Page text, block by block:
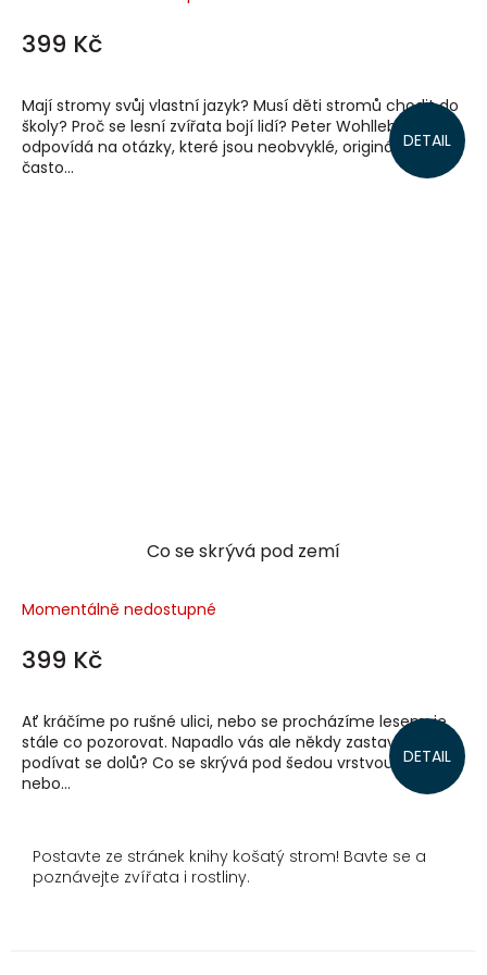
399 Kč
DETAIL
Mají stromy svůj vlastní jazyk? Musí děti stromů chodit do
školy? Proč se lesní zvířata bojí lidí? Peter Wohlleben
odpovídá na otázky, které jsou neobvyklé, originální a
často...
Co se skrývá pod zemí
Momentálně nedostupné
399 Kč
DETAIL
Ať kráčíme po rušné ulici, nebo se procházíme lesem, je
stále co pozorovat. Napadlo vás ale někdy zastavit se a
podívat se dolů? Co se skrývá pod šedou vrstvou asfaltu
nebo...
Postavte ze stránek knihy košatý strom! Bavte se a
poznávejte zvířata i rostliny.